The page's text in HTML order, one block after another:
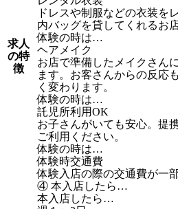
求人
の特
徴
ドレスや制服などの衣装を
内バッグを貸してくれるお
体験の時は…
ヘアメイク
お店で準備したメイクさん
ます。お客さんからの反応
く変わります。
体験の時は…
託児所利用OK
お子さんがいても安心。提
ご利用ください。
体験の時は…
体験時交通費
体験入店の際の交通費が一
④ 本入店したら…
本入店したら…